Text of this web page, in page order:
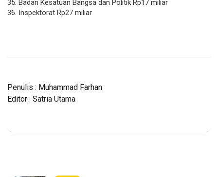
35. Badan Kesatuan Bangsa dan Politik Rp17 miliar
36. Inspektorat Rp27 miliar
Penulis : Muhammad Farhan
Editor : Satria Utama